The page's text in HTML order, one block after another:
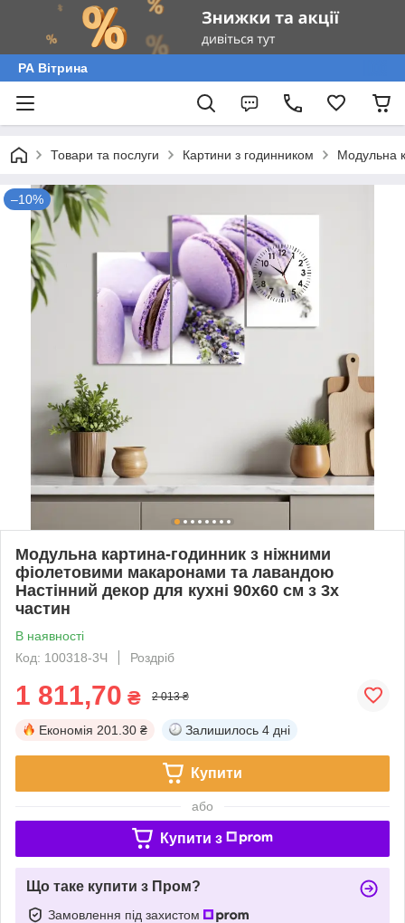
РА Вітрина
Товари та послуги Картини з годинником Модульна
–10%
Модульна картина-годинник з ніжними
фіолетовими макаронами та лавандою
Настінний декор для кухні 90х60 см з 3х
частин
В наявності
Код: 100318-3Ч
Роздріб
1 811,70 ₴ 2 013 ₴
Економія 201.30 ₴ Залишилось 4 дні
Купити
або
Купити з
Що таке купити з Пром?
Замовлення під захистом